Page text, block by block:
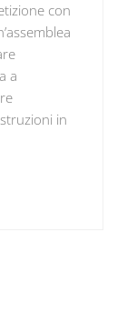
con
a
in